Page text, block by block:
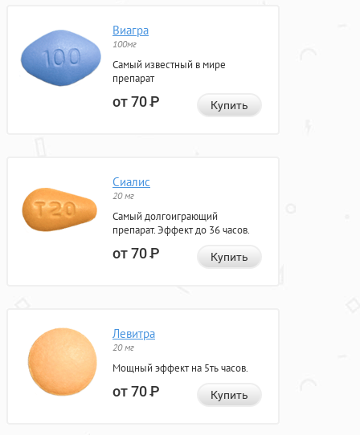
Виагра
100мг
Самый известный в мире
препарат
от 70Р Купить
Сиалис
20 мг
Самый долгоиграющий
препарат. Эффект до 36 часов.
от 70Р Купить
Левитра
20 мг
Мощный эффект на 5ть часов.
от 70Р Купить